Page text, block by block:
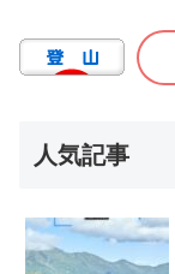
人気記事